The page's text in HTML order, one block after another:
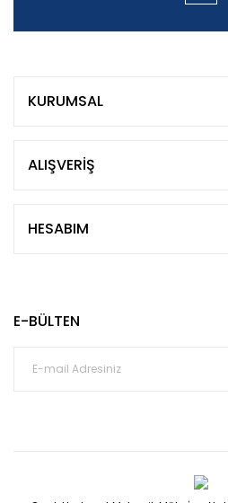
KURUMSAL
ALIŞVERİŞ
HESABIM
E-BÜLTEN